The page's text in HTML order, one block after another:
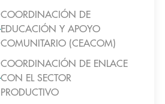
COORDINACIÓN DE
EDUCACIÓN Y APOYO
COMUNITARIO (CEACOM)
COORDINACIÓN DE ENLACE
CON EL SECTOR
PRODUCTIVO